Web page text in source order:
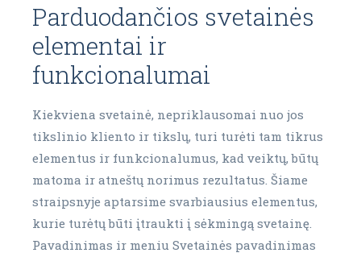
Parduodančios svetainės
elementai ir
funkcionalumai
Kiekviena svetainė, nepriklausomai nuo jos
tikslinio kliento ir tikslų, turi turėti tam tikrus
elementus ir funkcionalumus, kad veiktų, būtų
matoma ir atneštų norimus rezultatus. Šiame
straipsnyje aptarsime svarbiausius elementus,
kurie turėtų būti įtraukti į sėkmingą svetainę.
Pavadinimas ir meniu Svetainės pavadinimas